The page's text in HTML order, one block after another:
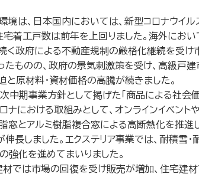
は、日本国内においては、新型コロナウイ
着工戸数は前年を上回りました。海外にお
く政府による不動産規制の厳格化継続を受
ものの、政府の景気刺激策を受け、高級戸
原材料・資材価格の高騰が続きました。
期事業方針として掲げた「商品による社会
ナにおける取組みとして、オンラインイベン
窓とアルミ樹脂複合窓による高断熱化を推
伸長しました。エクステリア事業では、耐積
化を進めてまいりました。
では市場の回復を受け販売が増加、住宅建